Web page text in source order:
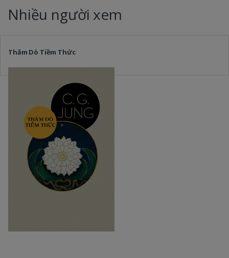
Nhiều người xem
Thăm Dò Tiềm Thức